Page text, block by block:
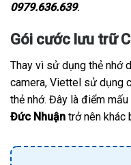
0979.636.639.
Gói cước lưu trữ
Thay vì sử dụng thẻ nhớ
camera, Viettel sử dụng
thẻ nhớ. Đây là điểm
Đức Nhuận trở nên khác